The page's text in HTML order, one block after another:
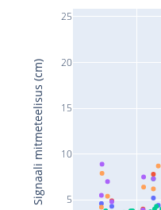
5
10
15
20
25
Signaali mitmeteelisus (cm)